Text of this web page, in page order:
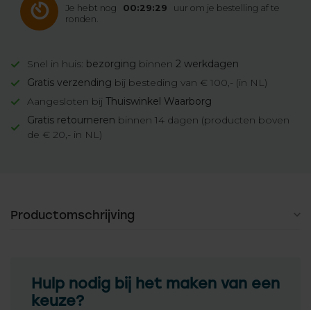
Je hebt nog 00:29:28
uur om je bestelling af te
ronden.
Snel in huis: bezorging binnen 2 werkdagen
Gratis verzending bij besteding van € 100,- (in NL)
Aangesloten bij Thuiswinkel Waarborg
Gratis retourneren binnen 14 dagen (producten boven
de € 20,- in NL)
Productomschrijving
Hulp nodig bij het maken van een
keuze?